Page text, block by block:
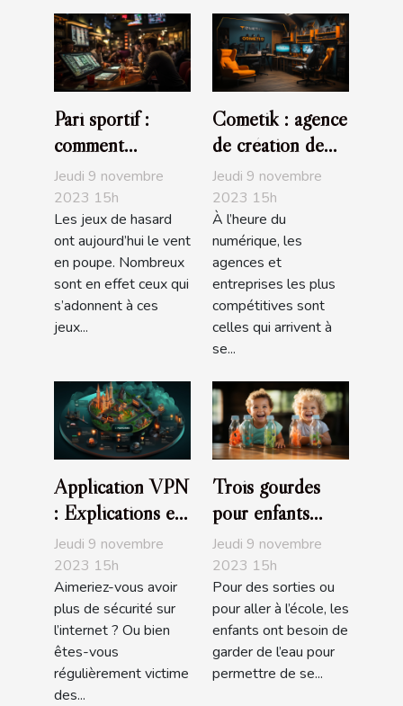
Pari sportif :
comment
maximiser vos
chances de
gagner ?
Jeudi 9 novembre
2023 15h
Les jeux de hasard
ont aujourd’hui le vent
en poupe. Nombreux
sont en effet ceux qui
s’adonnent à ces
jeux...
Cometik : agence
de création de
sites internet
Jeudi 9 novembre
2023 15h
À l’heure du
numérique, les
agences et
entreprises les plus
compétitives sont
celles qui arrivent à
se...
Application VPN
: Explications et
avantages
Jeudi 9 novembre
2023 15h
Aimeriez-vous avoir
plus de sécurité sur
l’internet ? Ou bien
êtes-vous
régulièrement victime
des...
Trois gourdes
pour enfants
recommandés
Jeudi 9 novembre
2023 15h
Pour des sorties ou
pour aller à l’école, les
enfants ont besoin de
garder de l’eau pour
permettre de se...